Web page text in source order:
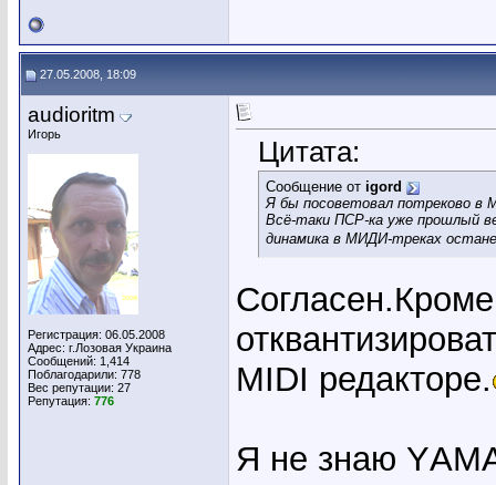
27.05.2008, 18:09
audioritm
Игорь
Регистрация: 06.05.2008
Адрес: г.Лозовая Украина
Сообщений: 1,414
Поблагодарили: 778
Вес репутации: 27
Репутация: 776
Цитата:
Сообщение от igord
Я бы посоветовал потреково в
Всё-таки ПСР-ка уже прошлый
динамика в МИДИ-треках
MIDI редакторе.
Я не знаю